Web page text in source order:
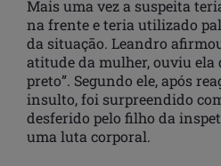
Mais uma vez a suspeita
na frente e teria utilizado
da situação. Leandro
atitude da mulher, ouviu ela
preto”. Segundo ele, após
insulto, foi surpreendido
desferido pelo filho da
uma luta corporal.